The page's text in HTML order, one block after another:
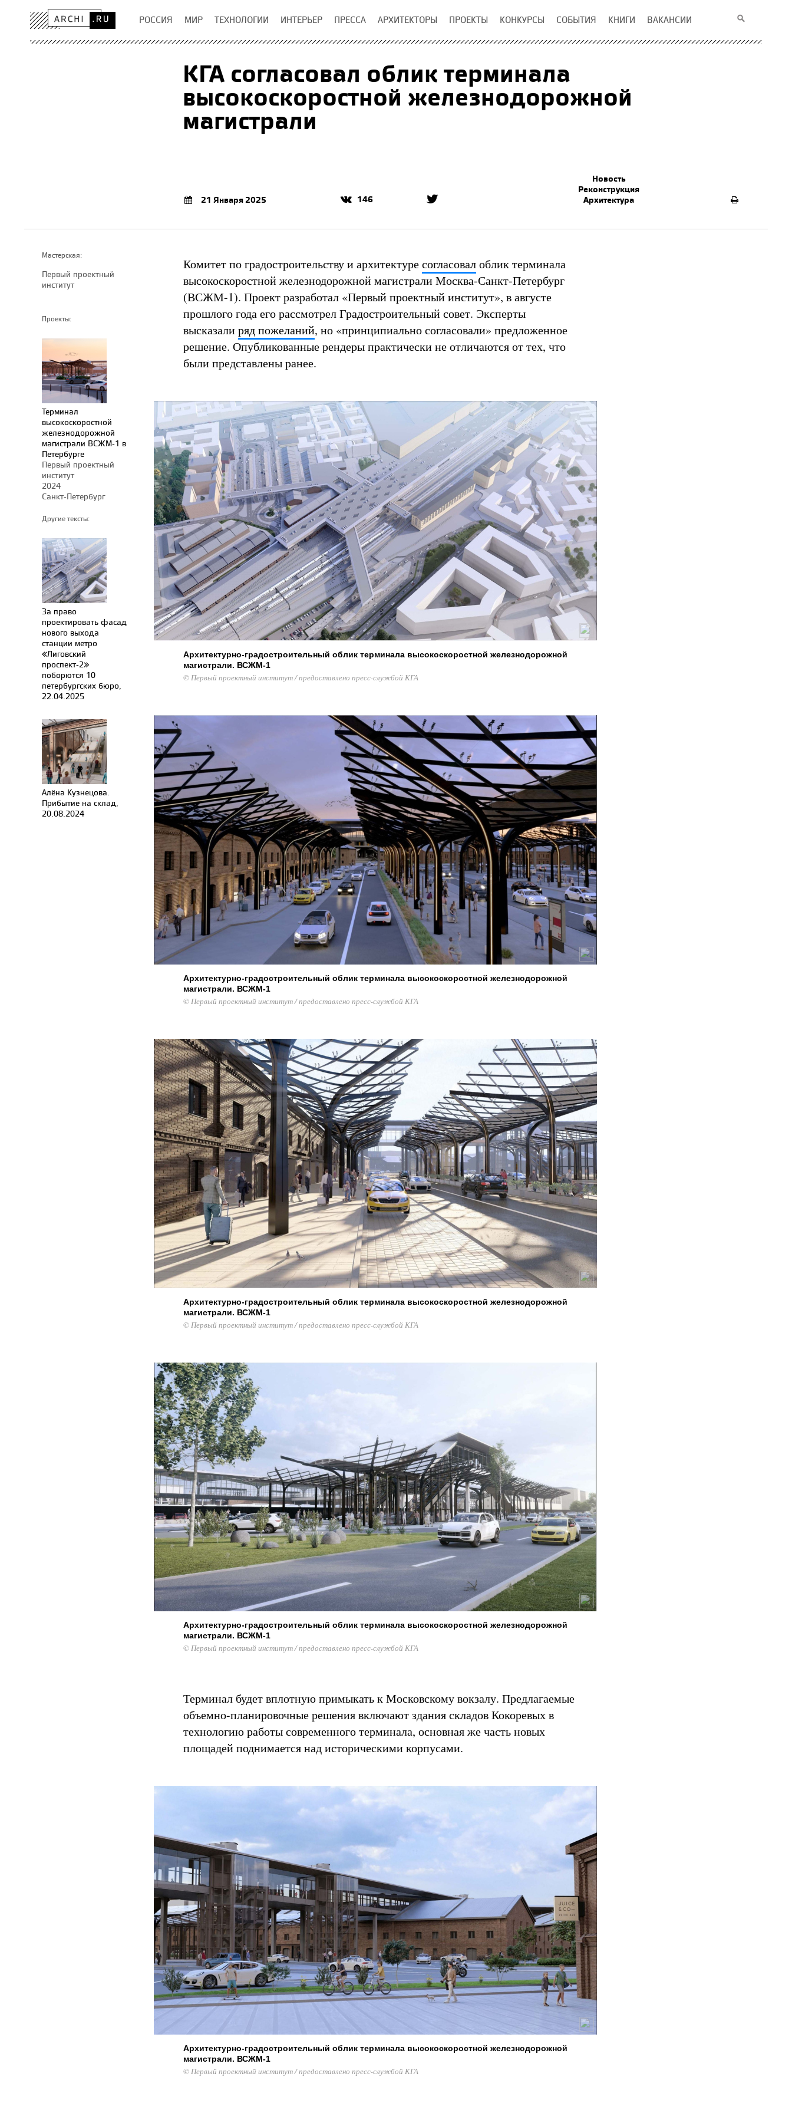
РОССИЯ МИР ТЕХНОЛОГИИ ИНТЕРЬЕР ПРЕССА АРХИТЕКТОРЫ ПРОЕКТЫ КОНКУРСЫ СОБЫТИЯ КНИГИ ВАКАНСИИ
КГА согласовал облик терминала
высокоскоростной железнодорожной
магистрали
21 Января 2025 146
Новость
Реконструкция
Архитектура
Мастерская:
Первый проектный
институт
Проекты:
Терминал
высокоскоростной
железнодорожной
магистрали ВСЖМ-1 в
Петербурге
Первый проектный
институт
2024
Санкт-Петербург
Другие тексты:
За право
проектировать фасад
нового выхода
станции метро
«Лиговский
проспект-2»
поборются 10
петербургских бюро,
22.04.2025
Алёна Кузнецова.
Прибытие на склад,
20.08.2024
Комитет по градостроительству и архитектуресогласовалоблик терминала
высокоскоростной железнодорожной магистрали Москва-Санкт-Петербург
(ВСЖМ-1). Проект разработал «Первый проектный институт», в августе
прошлого года его рассмотрел Градостроительный совет. Эксперты
высказалиряд пожеланий, но «принципиально согласовали» предложенное
решение. Опубликованные рендеры практически не отличаются от тех, что
были представлены ранее.
Архитектурно-градостроительный облик терминала высокоскоростной железнодорожной
магистрали. ВСЖМ-1
© Первый проектный институт / предоставлено пресс-службой КГА
Архитектурно-градостроительный облик терминала высокоскоростной железнодорожной
магистрали. ВСЖМ-1
© Первый проектный институт / предоставлено пресс-службой КГА
Архитектурно-градостроительный облик терминала высокоскоростной железнодорожной
магистрали. ВСЖМ-1
© Первый проектный институт / предоставлено пресс-службой КГА
Архитектурно-градостроительный облик терминала высокоскоростной железнодорожной
магистрали. ВСЖМ-1
© Первый проектный институт / предоставлено пресс-службой КГА
Терминал будет вплотную примыкать к Московскому вокзалу. Предлагаемые
объемно-планировочные решения включают здания складов Кокоревых в
технологию работы современного терминала, основная же часть новых
площадей поднимается над историческими корпусами.
Архитектурно-градостроительный облик терминала высокоскоростной железнодорожной
магистрали. ВСЖМ-1
© Первый проектный институт / предоставлено пресс-службой КГА